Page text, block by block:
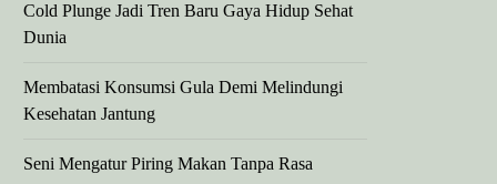
Cold Plunge Jadi Tren Baru Gaya Hidup Sehat
Dunia
Membatasi Konsumsi Gula Demi Melindungi
Kesehatan Jantung
Seni Mengatur Piring Makan Tanpa Rasa